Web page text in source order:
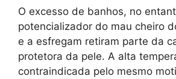
O excesso de banhos, no
potencializador do mau cheiro
e a esfregam retiram parte da
protetora da pele. A alta
contraindicada pelo mesmo